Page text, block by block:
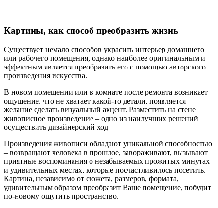
Картины, как способ преобразить жизнь
Существует немало способов украсить интерьер домашнего
или рабочего помещения, однако наиболее оригинальным и
эффектным является преобразить его с помощью авторского
произведения искусства.
В новом помещении или в комнате после ремонта возникает
ощущение, что не хватает какой-то детали, появляется
желание сделать визуальный акцент. Разместить на стене
живописное произведение – одно из наилучших решений
осуществить дизайнерский ход.
Произведения живописи обладают уникальной способностью
– возвращают человека в прошлое, завораживают, вызывают
приятные воспоминания о незабываемых прожитых минутах
и удивительных местах, которые посчастливилось посетить.
Картина, независимо от сюжета, размеров, формата,
удивительным образом преобразит Ваше помещение, побудит
по-новому ощутить пространство.